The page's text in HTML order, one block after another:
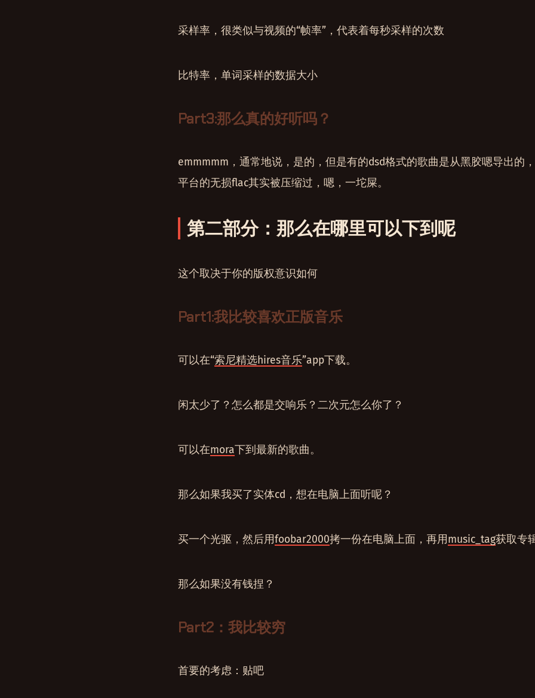
采样率，很类似与视频的“帧率”，代表着每秒采样的次数
比特率，单词采样的数据大小
Part3:那么真的好听吗？
emmmmm，通常地说，是的，但是有的dsd格式的歌曲是从黑胶嗯导出的
平台的无损flac其实被压缩过，嗯，一坨屎。
第二部分：那么在哪里可以下到呢
这个取决于你的版权意识如何
Part1:我比较喜欢正版音乐
可以在“索尼精选hires音乐”app下载。
闲太少了？怎么都是交响乐？二次元怎么你了？
可以在mora下到最新的歌曲。
那么如果我买了实体cd，想在电脑上面听呢？
买一个光驱，然后用foobar2000拷一份在电脑上面，再用music_tag获取专
那么如果没有钱捏？
Part2：我比较穷
首要的考虑：贴吧